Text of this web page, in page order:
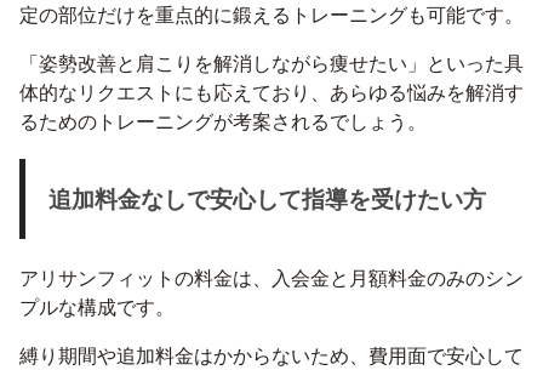
定の部位だけを重点的に鍛えるトレーニングも可能です。
「姿勢改善と肩こりを解消しながら痩せたい」といった具
体的なリクエストにも応えており、あらゆる悩みを解消す
るためのトレーニングが考案されるでしょう。
追加料金なしで安心して指導を受けたい方
アリサンフィットの料金は、入会金と月額料金のみのシン
プルな構成です。
縛り期間や追加料金はかからないため、費用面で安心して